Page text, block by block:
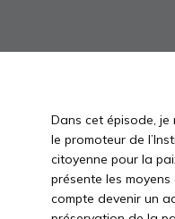
Dans cet épisode, je
le promoteur de
citoyenne pour la
présente les
compte devenir un